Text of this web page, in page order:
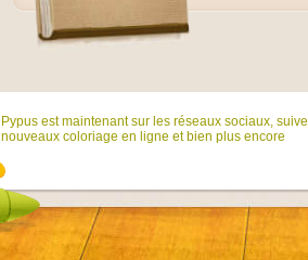
Pypus est maintenant sur ​​les réseaux sociaux,
nouveaux coloriage en ligne et bien plus encore